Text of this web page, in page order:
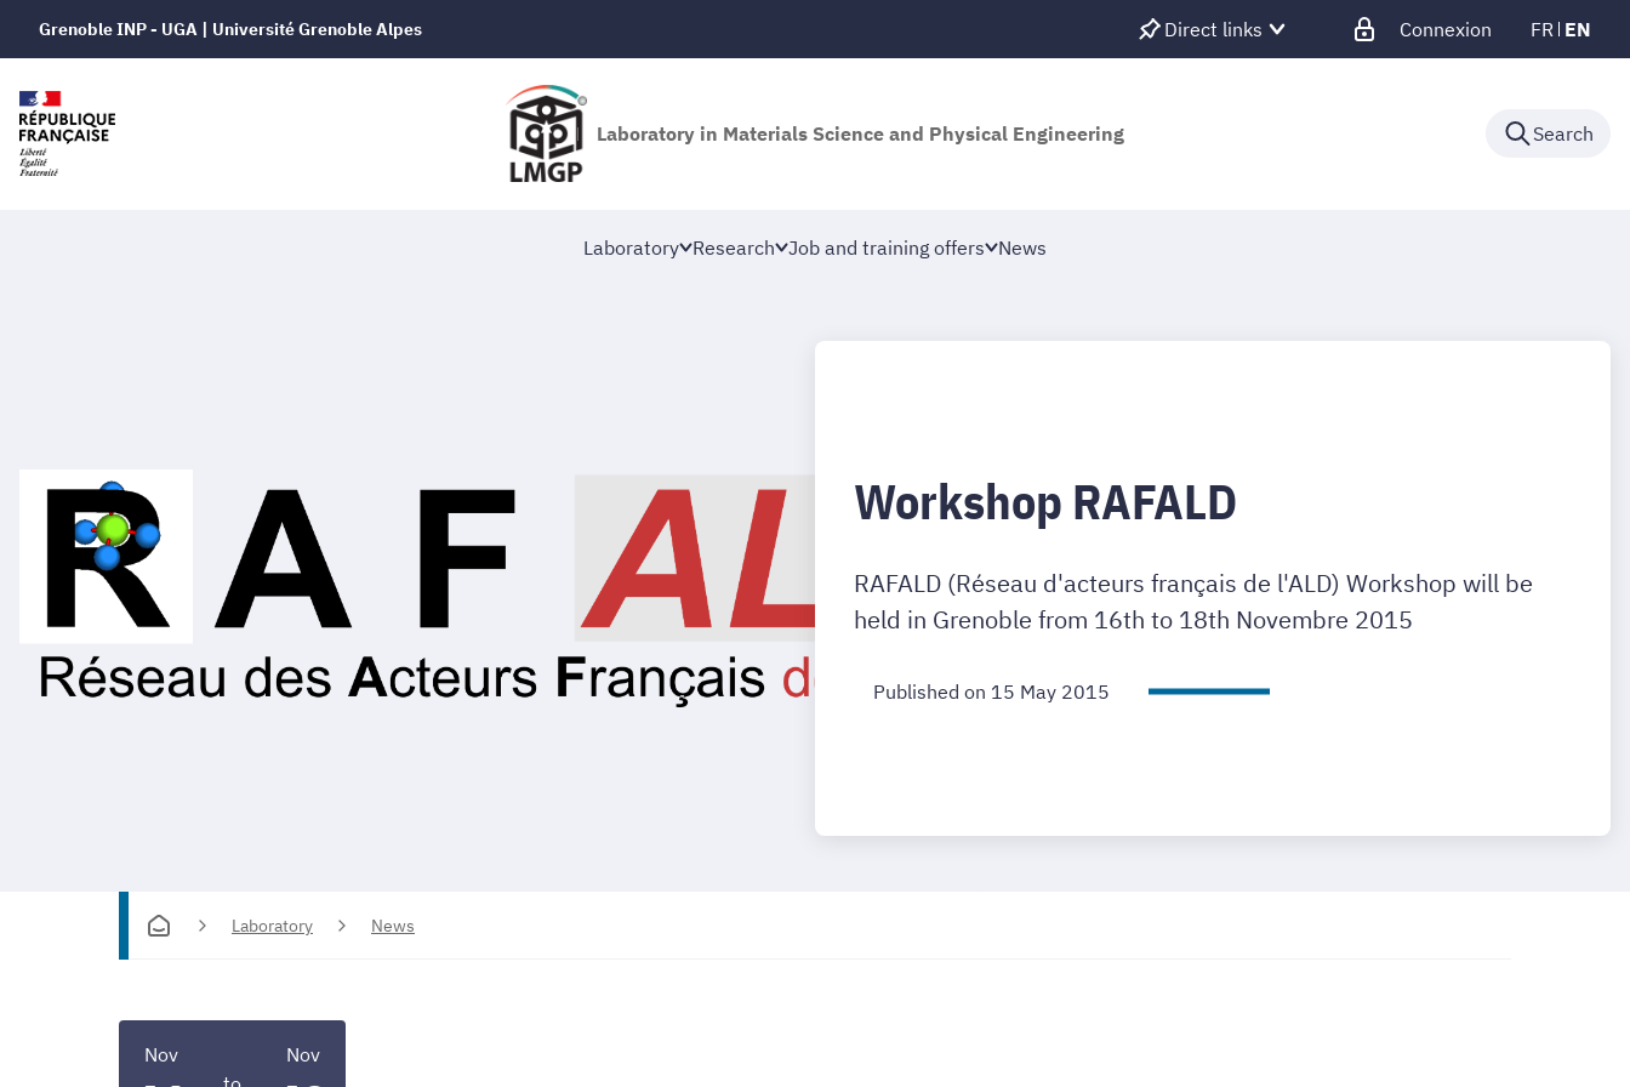
Grenoble INP - UGA | Université Grenoble Alpes Direct links Connexion FR EN
Laboratory in Materials Science and Physical Engineering Search
Laboratory Research Job and training offers News
Workshop RAFALD
RAFALD (Réseau d'acteurs français de l'ALD) Workshop will be
held in Grenoble from 16th to 18th Novembre 2015
Published on 15 May 2015
Laboratory News
Nov Nov